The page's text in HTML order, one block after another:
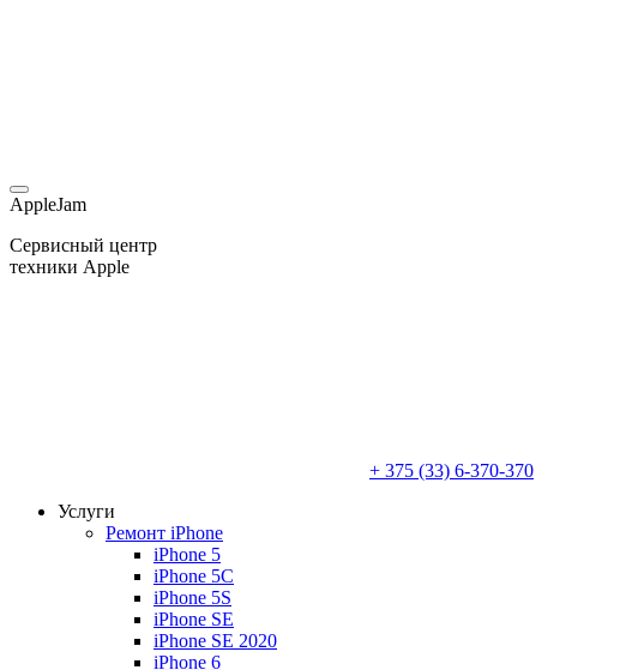
AppleJam
Сервисный центр
техники Apple
+ 375 (33) 6-370-370
Услуги
Ремонт iPhone
iPhone 5
iPhone 5C
iPhone 5S
iPhone SE
iPhone SE 2020
iPhone 6